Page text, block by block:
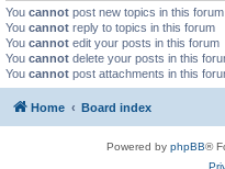
You cannot post new topics in this forum
You cannot reply to topics in this forum
You cannot edit your posts in this forum
You cannot delete your posts in this
You cannot post attachments in this
Home Board index
Powered by phpBB®